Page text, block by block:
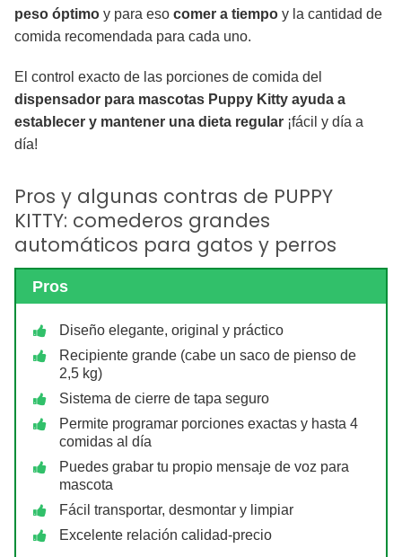
peso óptimo y para eso comer a tiempo y la cantidad de
comida recomendada para cada uno.
El control exacto de las porciones de comida del
dispensador para mascotas Puppy Kitty ayuda a
establecer y mantener una dieta regular ¡fácil y día a
día!
Pros y algunas contras de PUPPY
KITTY: comederos grandes
automáticos para gatos y perros
Pros
Diseño elegante, original y práctico
Recipiente grande (cabe un saco de pienso de
2,5 kg)
Sistema de cierre de tapa seguro
Permite programar porciones exactas y hasta 4
comidas al día
Puedes grabar tu propio mensaje de voz para
mascota
Fácil transportar, desmontar y limpiar
Excelente relación calidad-precio